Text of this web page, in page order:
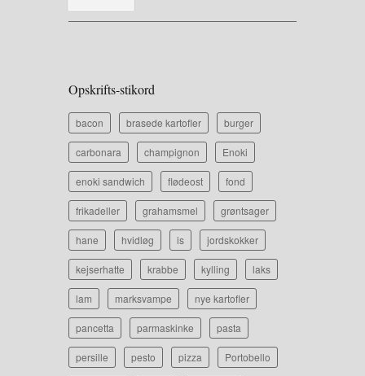
Opskrifts-stikord
bacon brasede kartofler burger
carbonara champignon Enoki
enoki sandwich flødeost fond
frikadeller grahamsmel grøntsager
hane hvidløg is jordskokker
kejserhatte krabbe kylling laks
lam marksvampe nye kartofler
pancetta parmaskinke pasta
persille pesto pizza Portobello